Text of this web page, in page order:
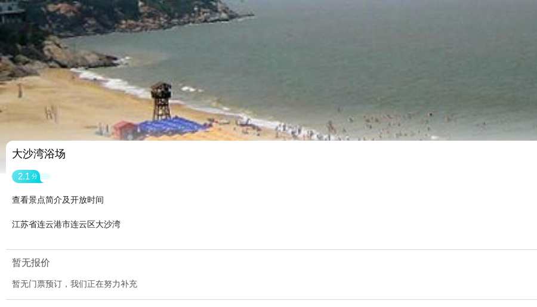
大沙湾浴场
2.1 分
查看景点简介及开放时间
江苏省连云港市连云区大沙湾
暂无报价
暂无门票预订，我们正在努力补充